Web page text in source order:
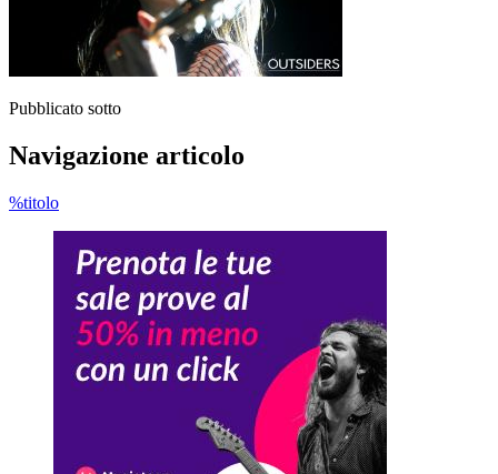
Pubblicato sotto
Navigazione articolo
%titolo